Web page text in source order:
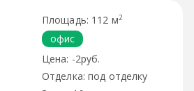
112 м2
офис
-2руб.
под отделку